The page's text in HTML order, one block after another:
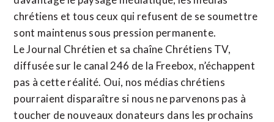
chrétiens et tous ceux qui refusent de se soumettre
sont maintenus sous pression permanente.
Le Journal Chrétien et sa chaîne Chrétiens TV,
diffusée sur le canal 246 de la Freebox, n’échappent
pas à cette réalité. Oui, nos médias chrétiens
pourraient disparaître si nous ne parvenons pas à
toucher de nouveaux donateurs dans les prochains